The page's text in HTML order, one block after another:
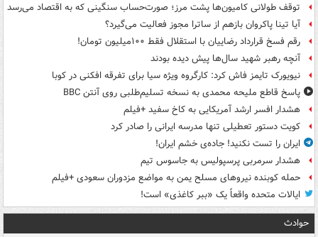
توقف طولانی کامیون‌ها پشت مرز؛ صورت‌حساب سنگینی که به اقتصاد می‌رسد
آیا تینا پاکروان بازهم از ساترا مجوز فعالیت می‌گیرد؟
رقم فسخ قرارداد رضاییان با استقلال فقط ۱۰۰میلیون تومان!
آنچه رهبر شهید سال‌ها پیش دیده بودند
نیویورک تایمز فاش کرد: کارگروه ویژه سیا برای تفرقه افکنی در کوبا
پاسخ قاطع ملیحه محمدی به نسخه تسلیم‌طلبی روی آنتن BBC
هشدار افسر ارشد آمریکایی به کاخ سفید +فیلم
کویت دستور تعطیلی تنها مدرسه ایرانی را صادر کرد
ایران را تست نکنید! جاده‌ی خشم ایران!
هشدار سرمربی پرسپولیس به جاسوس تیم
حمله کوبنده نیروهای مسلح یمن به مواضع مزدوران سعودی +فیلم
ایالات متحده واقعاً یک «ببر کاغذی» است!
حوادث